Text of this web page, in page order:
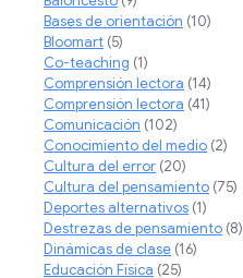
Bases de orientación (10)
Bloomart (5)
Co-teaching (1)
Comprensión lectora (14)
Comprensión lectora (41)
Comunicación (102)
Conocimiento del medio (2)
Cultura del error (20)
Cultura del pensamiento (75)
Deportes alternativos (1)
Destrezas de pensamiento (8)
Dinámicas de clase (16)
Educación Física (25)